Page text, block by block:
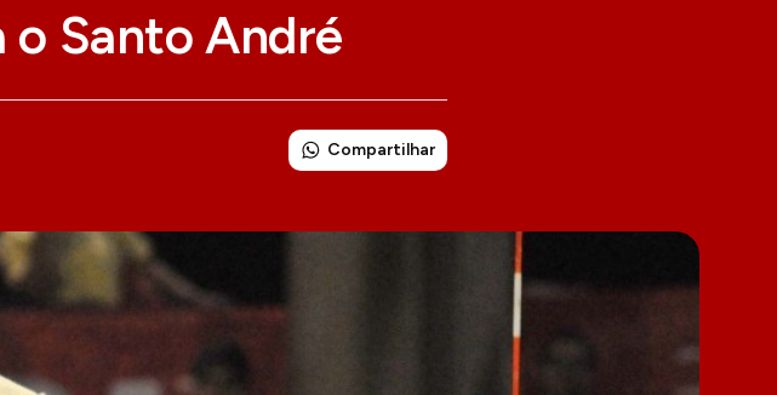
o Santo André
Compartilhar